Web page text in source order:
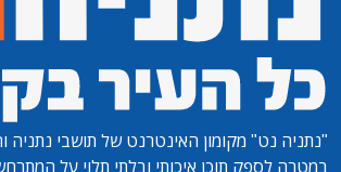
"נתניה נט" מקומון האינטרנט של תושבי נתניה
במטרה לספק תוכן איכותי ובלתי תלוי על